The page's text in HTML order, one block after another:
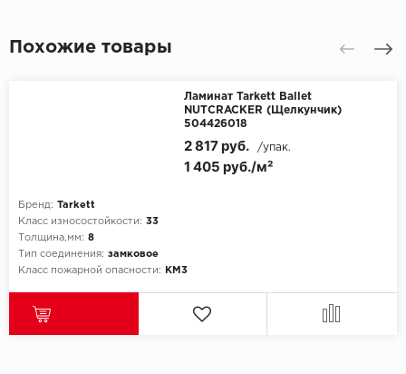
Похожие товары
Ламинат Tarkett Ballet
NUTCRACKER (Щелкунчик)
504426018
Бренд: Tarkett
Класс износостойкости: 33
Толщина,мм: 8
Тип соединения: замковое
Класс пожарной опасности:
КМ3
1 405 руб./м²
2 817 руб. /упак.